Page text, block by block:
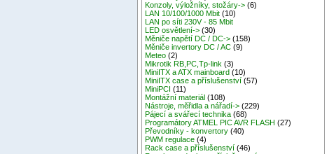
Konzoly, výložníky, stožáry-> (6)
LAN 10/100/1000 Mbit (10)
LAN po síti 230V - 85 Mbit
LED osvětlení-> (30)
Měniče napětí DC / DC-> (158)
Měniče invertory DC / AC (9)
Meteo (2)
Mikrotik RB,PC,Tp-link (3)
MiniITX a ATX mainboard (10)
MiniITX case a příslušenství (57)
MiniPCI (11)
Montážní materiál (108)
Nástroje, měřidla a nářadí-> (229)
Pájecí a svářecí technika (68)
Programátory ATMEL PIC AVR FLASH (27)
Převodníky - konvertory (40)
PWM regulace (4)
Rack case a příslušenství (46)